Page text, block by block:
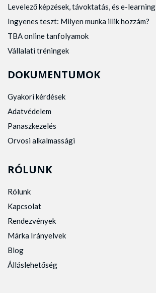
Levelező képzések, távoktatás, és e-learning
Ingyenes teszt: Milyen munka illik hozzám?
TBA online tanfolyamok
Vállalati tréningek
DOKUMENTUMOK
Gyakori kérdések
Adatvédelem
Panaszkezelés
Orvosi alkalmassági
RÓLUNK
Rólunk
Kapcsolat
Rendezvények
Márka Irányelvek
Blog
Álláslehetőség